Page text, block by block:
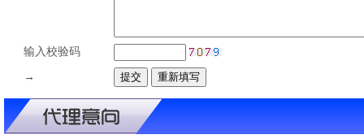
输入校验码
→